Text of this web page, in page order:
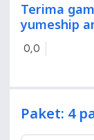
Terima
yumeship
0,0
Paket: 4